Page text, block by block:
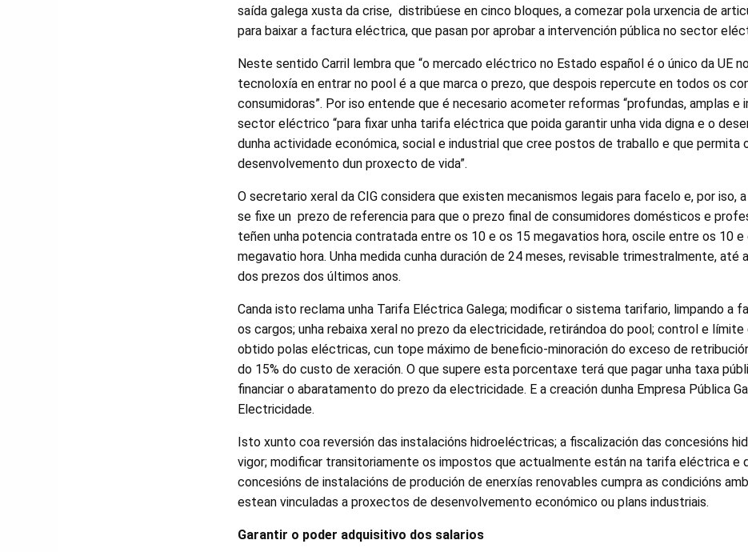
saída galega xusta da crise, distribúese en cinco bloques, a comezar pola urxencia de
para baixar a factura eléctrica, que pasan por aprobar a intervención pública no sector
Neste sentido Carril lembra que “o mercado eléctrico no Estado español é o único da UE
tecnoloxía en entrar no pool é a que marca o prezo, que despois repercute en todos os
consumidoras”. Por iso entende que é necesario acometer reformas “profundas, amplas e
sector eléctrico “para fixar unha tarifa eléctrica que poida garantir unha vida digna e o
dunha actividade económica, social e industrial que cree postos de traballo e que permita
desenvolvemento dun proxecto de vida”.
O secretario xeral da CIG considera que existen mecanismos legais para facelo e, por iso,
se fixe un prezo de referencia para que o prezo final de consumidores domésticos e
teñen unha potencia contratada entre os 10 e os 15 megavatios hora, oscile entre os 10 e
megavatio hora. Unha medida cunha duración de 24 meses, revisable trimestralmente, até
dos prezos dos últimos anos.
Canda isto reclama unha Tarifa Eléctrica Galega; modificar o sistema tarifario, limpando a
os cargos; unha rebaixa xeral no prezo da electricidade, retirándoa do pool; control e
obtido polas eléctricas, cun tope máximo de beneficio-minoración do exceso de
do 15% do custo de xeración. O que supere esta porcentaxe terá que pagar unha taxa
financiar o abaratamento do prezo da electricidade. E a creación dunha Empresa Pública
Electricidade.
Isto xunto coa reversión das instalacións hidroeléctricas; a fiscalización das concesións
vigor; modificar transitoriamente os impostos que actualmente están na tarifa eléctrica e
concesións de instalacións de produción de enerxías renovables cumpra as condicións
estean vinculadas a proxectos de desenvolvemento económico ou plans industriais.
Garantir o poder adquisitivo dos salarios